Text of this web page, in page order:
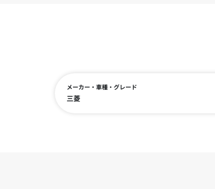
メーカー・車種・グレード
三菱